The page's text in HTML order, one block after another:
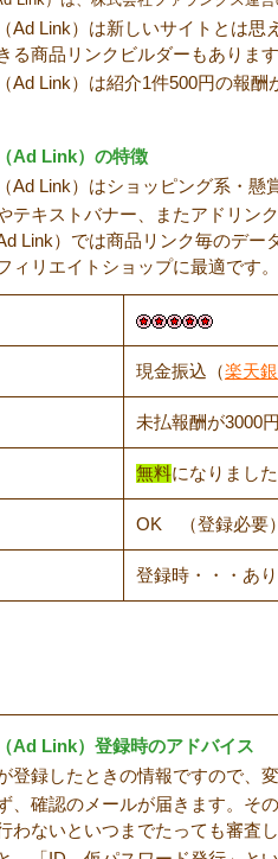
Ad Link）は新しいサイトとは思
る商品リンクビルダーもあります
Ad Link）は紹介1件500円の報
Ad Link）の特徴
Ad Link）はショッピング系・懸
テキストバナー、またアドリン
Link）では商品リンク毎のデ
ィリエイトショップに最適です。
現金振込（楽天
未払報酬が3000
無料になりました
OK （登録必要）
登録時・・・あ
Ad Link）登録時のアドバイス
登録したときの情報ですので、
、確認のメールが届きます。その
わないといつまでたっても審査